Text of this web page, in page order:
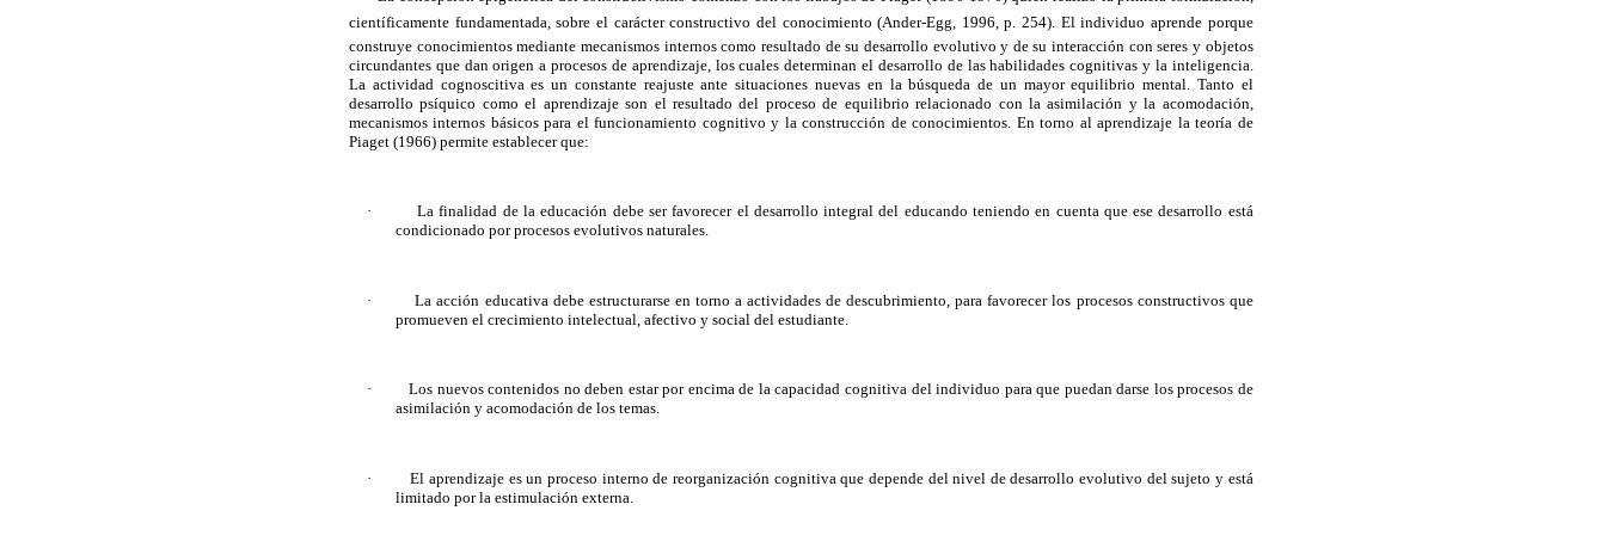
científicamente fundamentada, sobre el carácter constructivo del conocimiento (Ander-Egg, 1996, p. 254). El individuo aprende porque
construye conocimientos mediante mecanismos internos como resultado de su desarrollo evolutivo y de su interacción con seres y objetos
circundantes que dan origen a procesos de aprendizaje, los cuales determinan el desarrollo de las habilidades cognitivas y la inteligencia.
La actividad cognoscitiva es un constante reajuste ante situaciones nuevas en la búsqueda de un mayor equilibrio mental. Tanto el
desarrollo psíquico como el aprendizaje son el resultado del proceso de equilibrio relacionado con la asimilación y la acomodación,
mecanismos internos básicos para el funcionamiento cognitivo y la construcción de conocimientos. En torno al aprendizaje la teoría de
Piaget (1966) permite establecer que:
·
La finalidad de la educación debe ser favorecer el desarrollo integral del educando teniendo en cuenta que ese desarrollo está
condicionado por procesos evolutivos naturales.
·
La acción educativa debe estructurarse en torno a actividades de descubrimiento, para favorecer los procesos constructivos que
promueven el crecimiento intelectual, afectivo y social del estudiante.
·
Los nuevos contenidos no deben estar por encima de la capacidad cognitiva del individuo para que puedan darse los procesos de
asimilación y acomodación de los temas.
·
El aprendizaje es un proceso interno de reorganización cognitiva que depende del nivel de desarrollo evolutivo del sujeto y está
limitado por la estimulación externa.